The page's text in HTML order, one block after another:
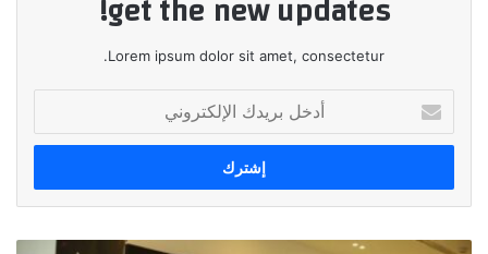
get the new updates!
Lorem ipsum dolor sit amet, consectetur.
بريدك
الإلكتروني
"تيك